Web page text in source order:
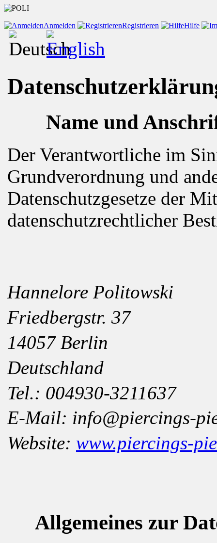
Anmelden Registrieren Hilfe
Name und
Der Verantwortliche im
Grundverordnung und
Datenschutzgesetze der
datenschutzrechtlicher
Hannelore Politowski
Friedbergstr. 37
14057 Berlin
Deutschland
Tel.: 004930-3211637
E-Mail: info@piercings-
Website: www.piercings-
Allgemeines zur